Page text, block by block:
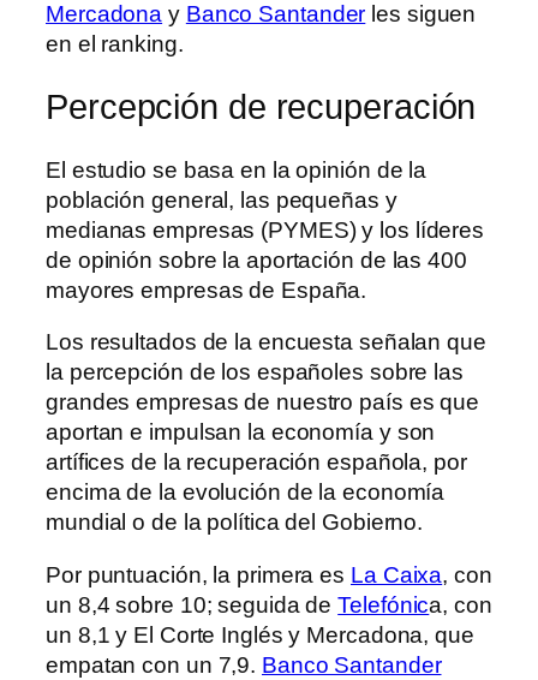
Mercadona y Banco Santander les siguen
en el ranking.
Percepción de recuperación
El estudio se basa en la opinión de la
población general, las pequeñas y
medianas empresas (PYMES) y los líderes
de opinión sobre la aportación de las 400
mayores empresas de España.
Los resultados de la encuesta señalan que
la percepción de los españoles sobre las
grandes empresas de nuestro país es que
aportan e impulsan la economía y son
artífices de la recuperación española, por
encima de la evolución de la economía
mundial o de la política del Gobierno.
Por puntuación, la primera es La Caixa, con
un 8,4 sobre 10; seguida deTelefónica, con
un 8,1 y El Corte Inglés y Mercadona, que
empatan con un 7,9. Banco Santander